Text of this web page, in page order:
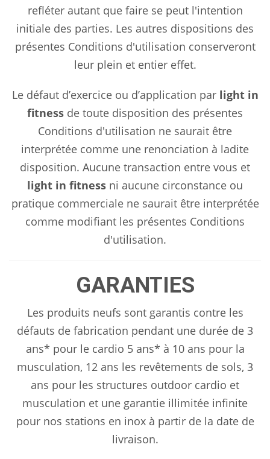
refléter autant que faire se peut l'intention
initiale des parties. Les autres dispositions des
présentes Conditions d'utilisation conserveront
leur plein et entier effet.
Le défaut d’exercice ou d’application par light in
fitness de toute disposition des présentes
Conditions d'utilisation ne saurait être
interprétée comme une renonciation à ladite
disposition. Aucune transaction entre vous et
light in fitness ni aucune circonstance ou
pratique commerciale ne saurait être interprétée
comme modifiant les présentes Conditions
d'utilisation.
GARANTIES
Les produits neufs sont garantis contre les
défauts de fabrication pendant une durée de 3
ans* pour le cardio 5 ans* à 10 ans pour la
musculation, 12 ans les revêtements de sols, 3
ans pour les structures outdoor cardio et
musculation et une garantie illimitée infinite
pour nos stations en inox à partir de la date de
livraison.